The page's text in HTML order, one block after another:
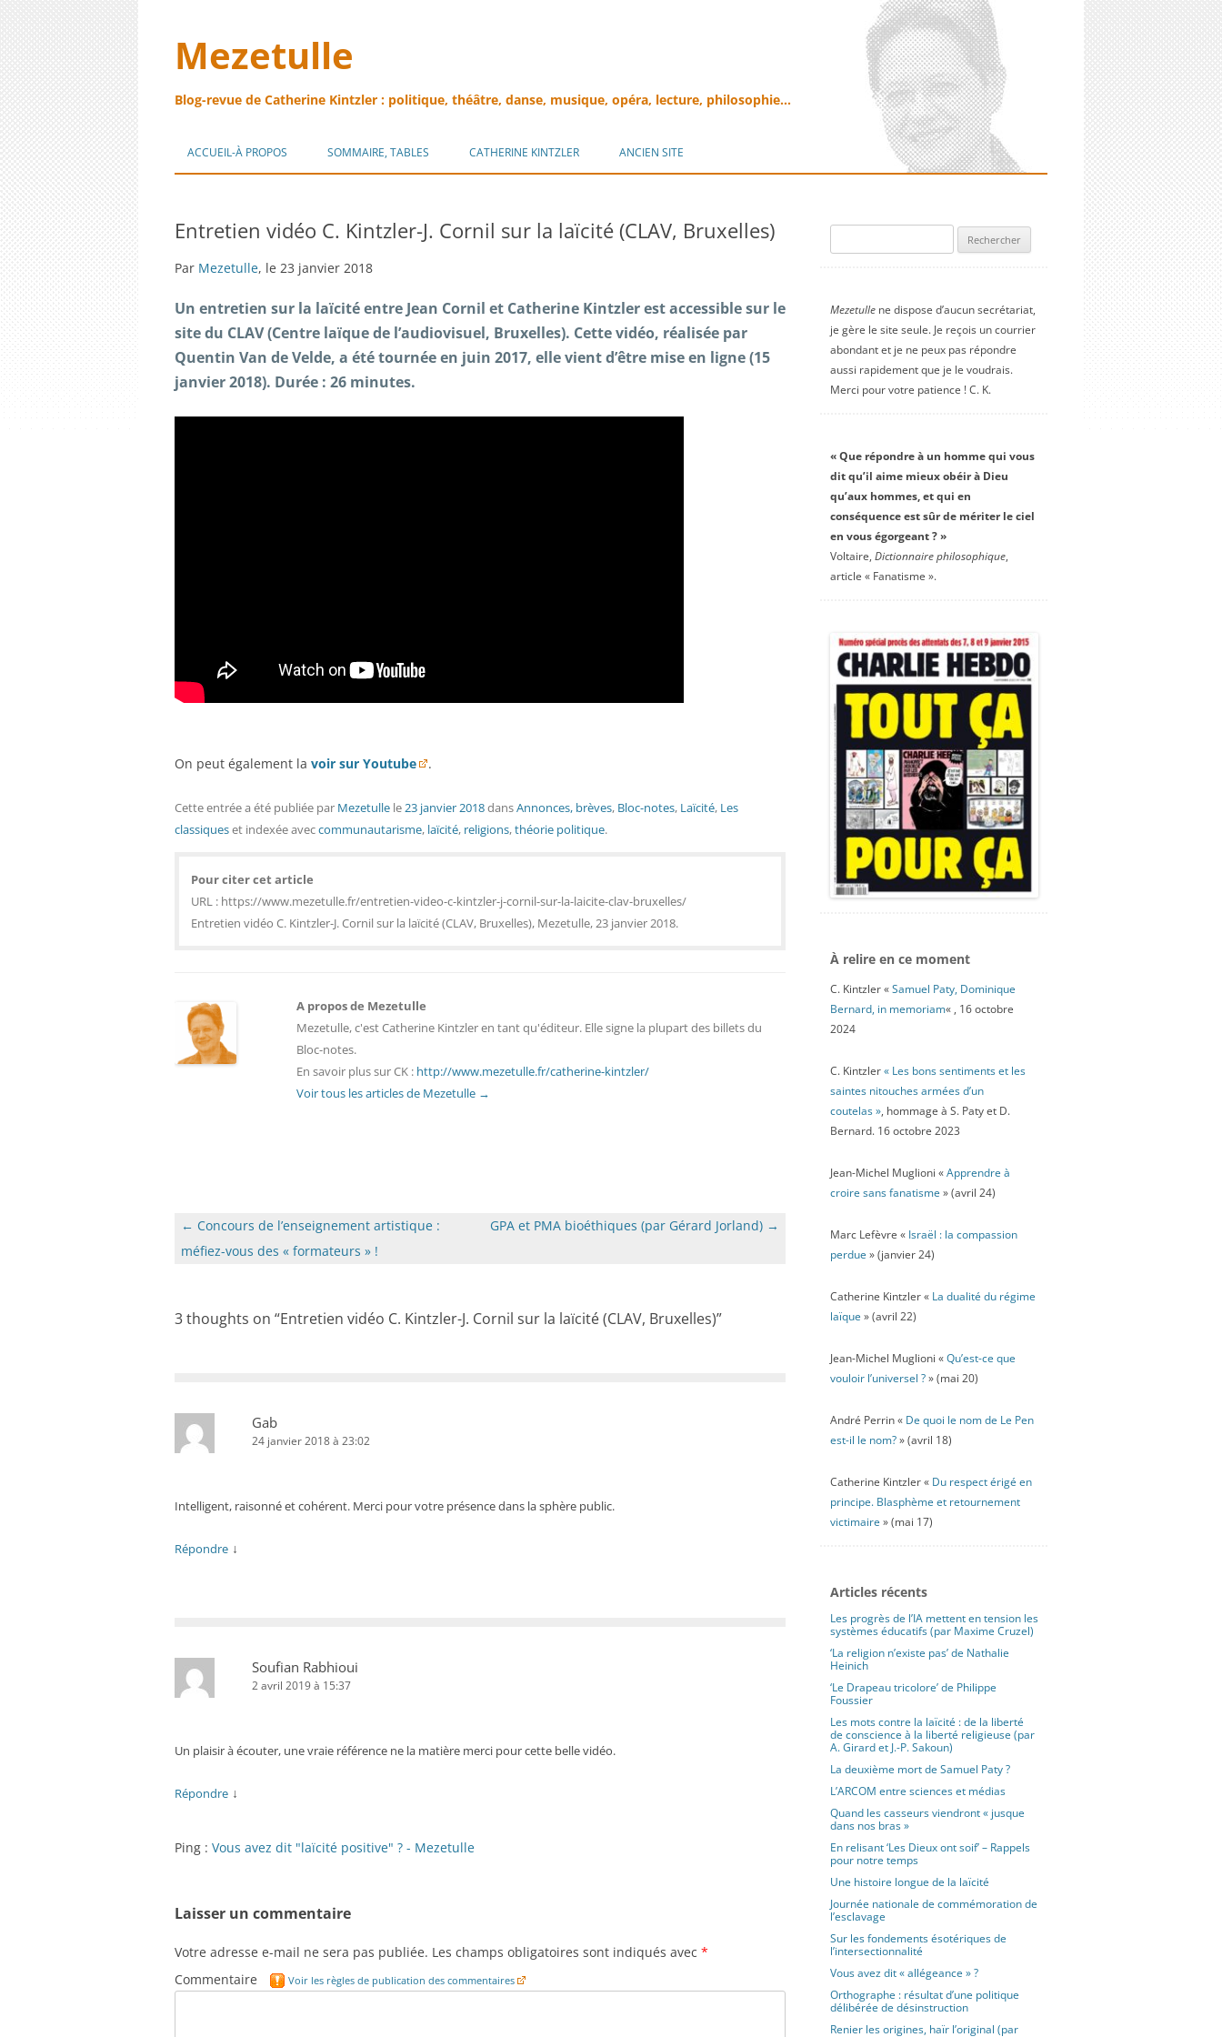
Mezetulle
Blog-revue de Catherine Kintzler : politique, théâtre, danse, musique, opéra, lecture, philosophie…
au
ACCUEIL-À PROPOS SOMMAIRE, TABLES CATHERINE KINTZLER ANCIEN SITE
Entretien vidéo C. Kintzler-J. Cornil sur la laïcité (CLAV, Bruxelles)
Par Mezetulle, le 23 janvier 2018
Un entretien sur la laïcité entre Jean Cornil et Catherine Kintzler est accessible sur le
site du CLAV (Centre laïque de l’audiovisuel, Bruxelles). Cette vidéo, réalisée par
Quentin Van de Velde, a été tournée en juin 2017, elle vient d’être mise en ligne (15
janvier 2018). Durée : 26 minutes.
On peut également la voir sur Youtube .
Cette entrée a été publiée par Mezetulle le23 janvier 2018dansAnnonces, brèves, Bloc-notes, Laïcité, Les
classiqueset indexée aveccommunautarisme, laïcité, religions,théorie politique.
Pour citer cet article
URL : https://www.mezetulle.fr/entretien-video-c-kintzler-j-cornil-sur-la-laicite-clav-bruxelles/
Entretien vidéo C. Kintzler-J. Cornil sur la laïcité (CLAV, Bruxelles), Mezetulle, 23 janvier 2018.
A propos de Mezetulle
Mezetulle, c'est Catherine Kintzler en tant qu'éditeur. Elle signe la plupart des billets du
Bloc-notes.
En savoir plus sur CK : http://www.mezetulle.fr/catherine-kintzler/
Voir tous les articles de Mezetulle →
Navigation
des
← Concours de l’enseignement artistique :
méfiez-vous des « formateurs » !
GPA et PMA bioéthiques (par Gérard Jorland) →
3 thoughts on “Entretien vidéo C. Kintzler-J. Cornil sur la laïcité (CLAV, Bruxelles)”
Gab
24 janvier 2018 à 23:02
Intelligent, raisonné et cohérent. Merci pour votre présence dans la sphère public.
Répondre ↓
Soufian Rabhioui
2 avril 2019 à 15:37
Un plaisir à écouter, une vraie référence ne la matière merci pour cette belle vidéo.
Répondre ↓
Ping : Vous avez dit "laïcité positive" ? - Mezetulle
Laisser un commentaire
Votre adresse e-mail ne sera pas publiée. Les champs obligatoires sont indiqués avec *
Commentaire
Voir les règles de publication des commentaires
Mezetullene dispose d’aucun secrétariat,
je gère le site seule. Je reçois un courrier
abondant et je ne peux pas répondre
aussi rapidement que je le voudrais.
Merci pour votre patience ! C. K.
« Que répondre à un homme qui vous
dit qu’il aime mieux obéir à Dieu
qu’aux hommes, et qui en
conséquence est sûr de mériter le ciel
en vous égorgeant ? »
Voltaire, Dictionnaire philosophique,
article « Fanatisme ».
À relire en ce moment
C. Kintzler «Samuel Paty, Dominique
Bernard, in memoriam« , 16 octobre
2024
C. Kintzler« Les bons sentiments et les
saintes nitouches armées d’un
coutelas », hommage à S. Paty et D.
Bernard. 16 octobre 2023
Jean-Michel Muglioni «Apprendre à
croire sans fanatisme » (avril 24)
Marc Lefèvre « Israël : la compassion
perdue » (janvier 24)
Catherine Kintzler « La dualité du régime
laïque » (avril 22)
Jean-Michel Muglioni «Qu’est-ce que
vouloir l’universel ?» (mai 20)
André Perrin « De quoi le nom de Le Pen
est-il le nom?» (avril 18)
Catherine Kintzler « Du respect érigé en
principe. Blasphème et retournement
victimaire » (mai 17)
Articles récents
Les progrès de l’IA mettent en tension les
systèmes éducatifs (par Maxime Cruzel)
‘La religion n’existe pas’ de Nathalie
Heinich
‘Le Drapeau tricolore’ de Philippe
Foussier
Les mots contre la laïcité : de la liberté
de conscience à la liberté religieuse (par
A. Girard et J.-P. Sakoun)
La deuxième mort de Samuel Paty ?
L’ARCOM entre sciences et médias
Quand les casseurs viendront « jusque
dans nos bras »
En relisant ‘Les Dieux ont soif’ – Rappels
pour notre temps
Une histoire longue de la laïcité
Journée nationale de commémoration de
l’esclavage
Sur les fondements ésotériques de
l’intersectionnalité
Vous avez dit « allégeance » ?
Orthographe : résultat d’une politique
délibérée de désinstruction
Renier les origines, haïr l’original (par